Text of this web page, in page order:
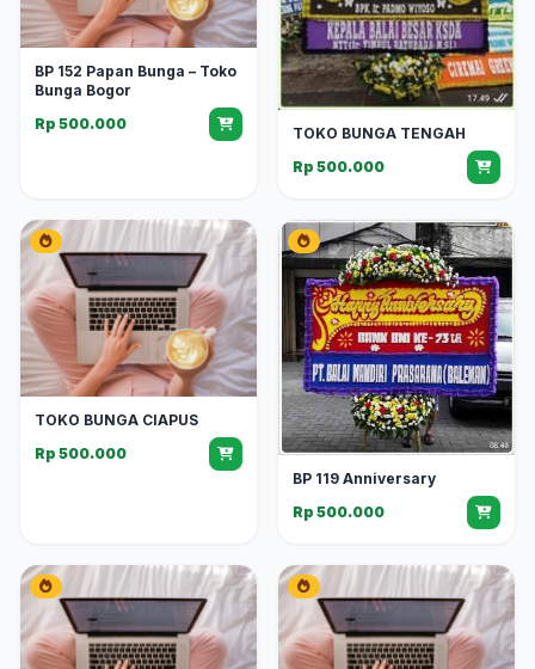
BP 152 Papan Bunga – Toko
Bunga Bogor
Rp 500.000
TOKO BUNGA TENGAH
Rp 500.000
TOKO BUNGA CIAPUS
Rp 500.000
BP 119 Anniversary
Rp 500.000